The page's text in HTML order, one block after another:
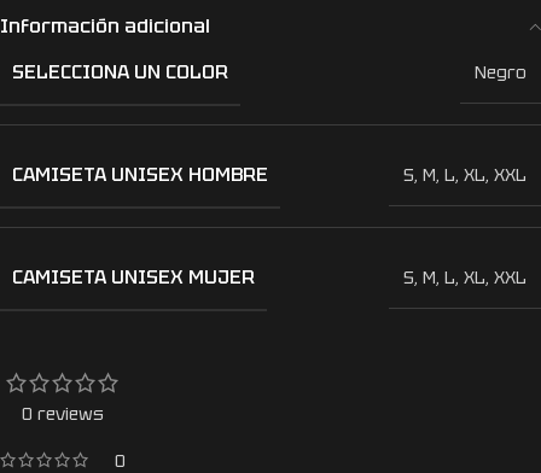
Información adicional
SELECCIONA UN COLOR
Negro
CAMISETA UNISEX HOMBRE S, M, L, XL, XXL
CAMISETA UNISEX MUJER S, M, L, XL, XXL
0 reviews
0